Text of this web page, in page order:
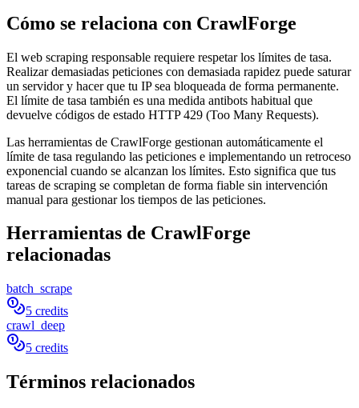
Cómo se relaciona con CrawlForge
El web scraping responsable requiere respetar los límites de tasa.
Realizar demasiadas peticiones con demasiada rapidez puede saturar
un servidor y hacer que tu IP sea bloqueada de forma permanente.
El límite de tasa también es una medida antibots habitual que
devuelve códigos de estado HTTP 429 (Too Many Requests).
Las herramientas de CrawlForge gestionan automáticamente el
límite de tasa regulando las peticiones e implementando un retroceso
exponencial cuando se alcanzan los límites. Esto significa que tus
tareas de scraping se completan de forma fiable sin intervención
manual para gestionar los tiempos de las peticiones.
Herramientas de CrawlForge
relacionadas
batch_scrape
5 credits
crawl_deep
5 credits
Términos relacionados